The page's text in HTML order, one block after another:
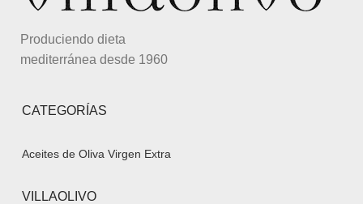
Produciendo dieta
mediterránea desde 1960
CATEGORÍAS
Aceites de Oliva Virgen Extra
VILLAOLIVO